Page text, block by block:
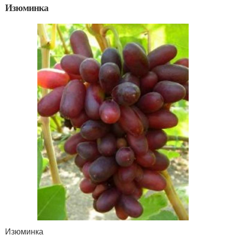
Изюминка
Изюминка